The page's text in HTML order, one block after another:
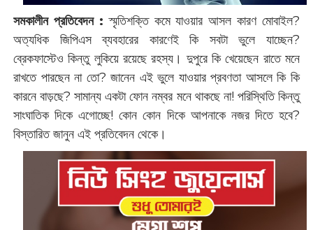
সমকালীন প্রতিবেদন : স্মৃতিশক্তি কমে যাওয়ার আসল কারণ মোবাইল?
অত্যধিক জিপিএস ব্যবহারের কারণেই কি সবটা ভুলে যাচ্ছেন?
ব্রেকফাস্টেও কিন্তু লুকিয়ে রয়েছে রহস্য। দুপুরে কি খেয়েছেন রাতে মনে
রাখতে পারছেন না তো? জানেন এই ভুলে যাওয়ার প্রবণতা আসলে কি কি
কারনে বাড়ছে? সামান্য একটা ফোন নম্বর মনে থাকছে না! পরিস্থিতি কিন্তু
সাংঘাতিক দিকে এগোচ্ছে! কোন কোন দিকে আপনাকে নজর দিতে হবে?
বিস্তারিত জানুন এই প্রতিবেদন থেকে।